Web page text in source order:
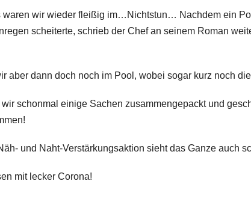
waren wir wieder fleißig im…Nichtstun… Nachdem ein
scheiterte, schrieb der Chef an seinem Roman
aber dann doch noch im Pool, wobei sogar kurz noch
schonmal einige Sachen zusammengepackt und
und Naht-Verstärkungsaktion sieht das Ganze auch
mit lecker Corona!